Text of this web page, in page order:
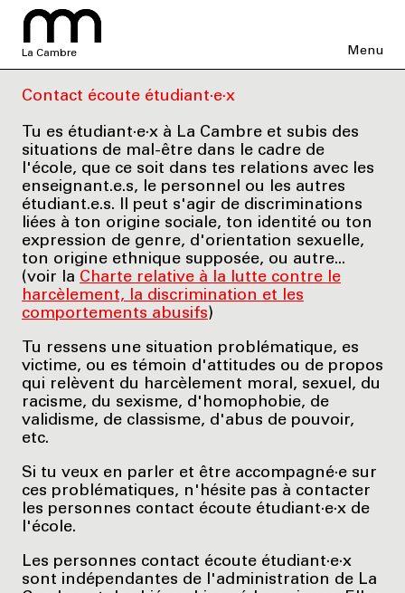
La Cambre Menu
Contact écoute étudiant·e·x
Tu es étudiant·e·x à La Cambre et subis des
situations de mal-être dans le cadre de
l'école, que ce soit dans tes relations avec les
enseignant.e.s, le personnel ou les autres
étudiant.e.s. Il peut s'agir de discriminations
liées à ton origine sociale, ton identité ou ton
expression de genre, d'orientation sexuelle,
ton origine ethnique supposée, ou autre...
(voir la Charte relative à la lutte contre le
harcèlement, la discrimination et les
comportements abusifs)
Tu ressens une situation problématique, es
victime, ou es témoin d'attitudes ou de propos
qui relèvent du harcèlement moral, sexuel, du
racisme, du sexisme, d'homophobie, de
validisme, de classisme, d'abus de pouvoir,
etc.
Si tu veux en parler et être accompagné·e sur
ces problématiques, n'hésite pas à contacter
les personnes contact écoute étudiant·e·x de
l'école.
Les personnes contact écoute étudiant·e·x
sont indépendantes de l'administration de La